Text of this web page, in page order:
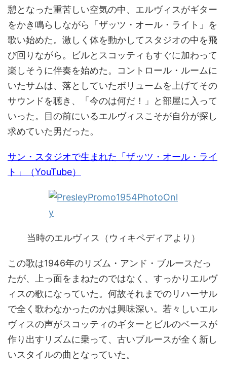
憩となった重苦しい空気の中、エルヴィスがギター
をかき鳴らしながら「ザッツ・オール・ライト」を
歌い始めた。激しく体を動かしてスタジオの中を飛
び回りながら。ビルとスコッティもすぐに加わって
楽しそうに伴奏を始めた。コントロール・ルームに
いたサムは、落としていたボリュームを上げてその
サウンドを聴き、「今のは何だ！」と部屋に入って
いった。目の前にいるエルヴィスこそが自分が探し
求めていた男だった。
サン・スタジオで生まれた「ザッツ・オール・ライ
ト」（YouTube）
当時のエルヴィス（ウィキペディアより）
この歌は1946年のリズム・アンド・ブルースだっ
たが、上っ面をまねたのではなく、すっかりエルヴ
ィスの歌になっていた。何故それまでのリハーサル
で全く歌わなかったのかは興味深い。若々しいエル
ヴィスの声がスコッティのギターとビルのベースが
作り出すリズムに乗って、古いブルースが全く新し
いスタイルの曲となっていた。